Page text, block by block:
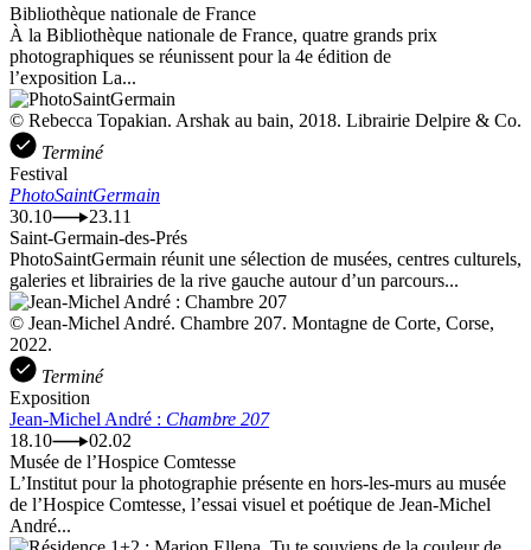
Bibliothèque nationale de France
À la Bibliothèque nationale de France, quatre grands prix
photographiques se réunissent pour la 4e édition de
l’exposition La...
© Rebecca Topakian. Arshak au bain, 2018. Librairie Delpire & Co.
Terminé
Festival
PhotoSaintGermain
30.10
23.11
Saint-Germain-des-Prés
PhotoSaintGermain réunit une sélection de musées, centres culturels,
galeries et librairies de la rive gauche autour d’un parcours...
© Jean-Michel André. Chambre 207. Montagne de Corte, Corse,
2022.
Terminé
Exposition
Jean-Michel André : Chambre 207
18.10
02.02
Musée de l’Hospice Comtesse
L’Institut pour la photographie présente en hors-les-murs au musée
de l’Hospice Comtesse, l’essai visuel et poétique de Jean-Michel
André...